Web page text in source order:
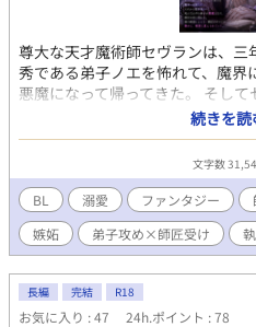
尊大な天才魔術師セヴランは、
秀である弟子ノエを怖れて、魔界
悪魔になって帰ってきた。 そし
に、再び弟子として振舞い始め
でくださいね」 時を同じくして
始める。 原因の追究もままなら
し始めた。 「大丈夫、私が先生
やがって！」 魔力を補給するため
て――。 普段は傲慢なのに慣れな
と愛情を隠そうともしないノエ。
げ場のない依存関係から始まる
を拗らせて帰ってきた最強弟子
お話。 ※他サイトさんにも投稿し
続きを読
文字数
BL 溺愛 ファンタジー
嫉妬
弟子攻め×師匠受け
長編 完結 R18
お気に入り : 47 24h.ポイント : 78